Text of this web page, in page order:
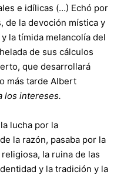
e idílicas (…) Echó por
de la devoción mística y
la tímida melancolía del
de sus cálculos
que desarrollará
más tarde Albert
los intereses.
lucha por la
la razón, pasaba por la
la ruina de las
y la tradición y la